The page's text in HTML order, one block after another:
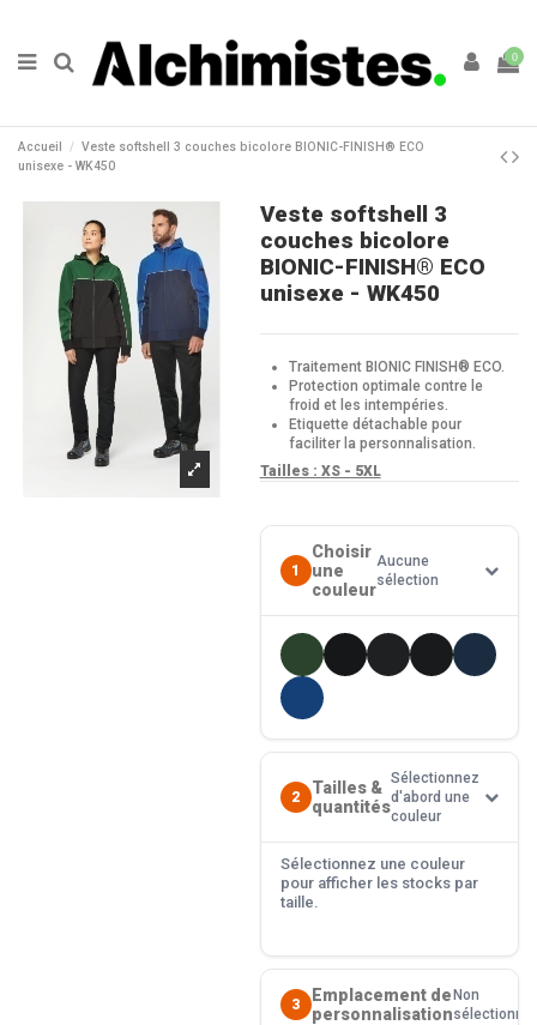
0
Accueil
Veste softshell 3 couches bicolore BIONIC-FINISH® ECO
unisexe - WK450
Veste softshell 3
couches bicolore
BIONIC-FINISH® ECO
unisexe - WK450
Traitement BIONIC FINISH® ECO.
Protection optimale contre le
froid et les intempéries.
Etiquette détachable pour
faciliter la personnalisation.
Tailles : XS - 5XL
1
Choisir
une
couleur
Aucune
sélection
2
Tailles &
quantités
Sélectionnez
d'abord une
couleur
Sélectionnez une couleur
pour afficher les stocks par
taille.
3
Emplacement de
personnalisation
Non
sélectionné